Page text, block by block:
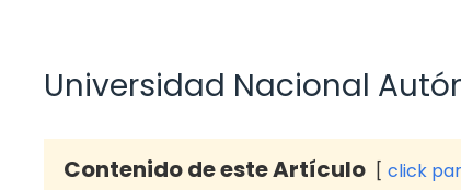
Universidad Nacional
Contenido de este Artículo click